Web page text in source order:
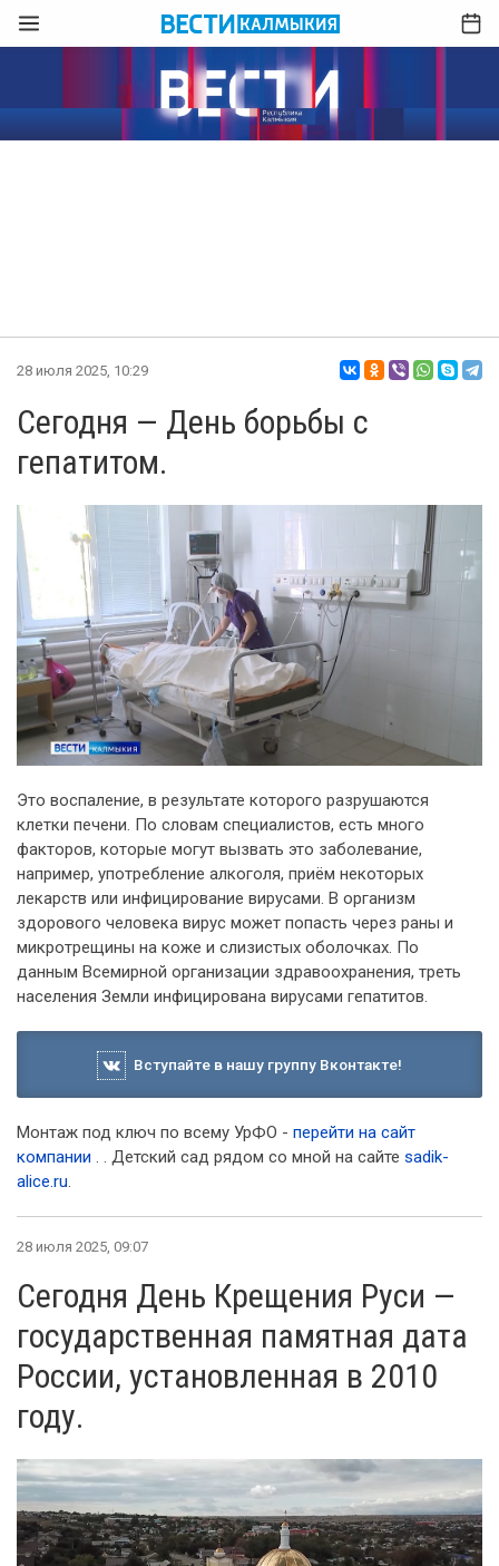
28 июля 2025, 10:29
Сегодня — День борьбы с
гепатитом.
Это воспаление, в результате которого разрушаются
клетки печени. По словам специалистов, есть много
факторов, которые могут вызвать это заболевание,
например, употребление алкоголя, приём некоторых
лекарств или инфицирование вирусами. В организм
здорового человека вирус может попасть через раны и
микротрещины на коже и слизистых оболочках. По
данным Всемирной организации здравоохранения, треть
населения Земли инфицирована вирусами гепатитов.
Вступайте в нашу группу Вконтакте!
Монтаж под ключ по всему УрФО - перейти на сайт
компании . . Детский сад рядом со мной на сайте sadik-
alice.ru.
28 июля 2025, 09:07
Сегодня День Крещения Руси —
государственная памятная дата
России, установленная в 2010
году.